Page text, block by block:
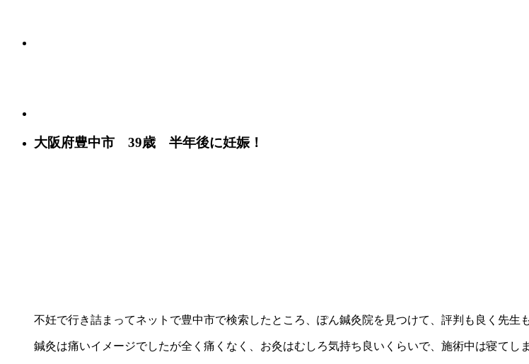
大阪府豊中市 39歳 半年後に妊娠！
不妊で行き詰まってネットで豊中市で検索したところ、ぽん鍼灸院を見つけて、評判も良く先生
鍼灸は痛いイメージでしたが全く痛くなく、お灸はむしろ気持ち良いくらいで、施術中は寝てし